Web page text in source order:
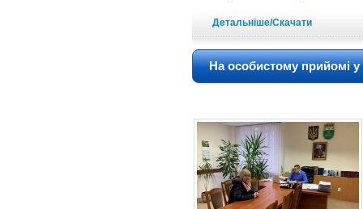
Детальніше/Скачати
На особистому прийомі